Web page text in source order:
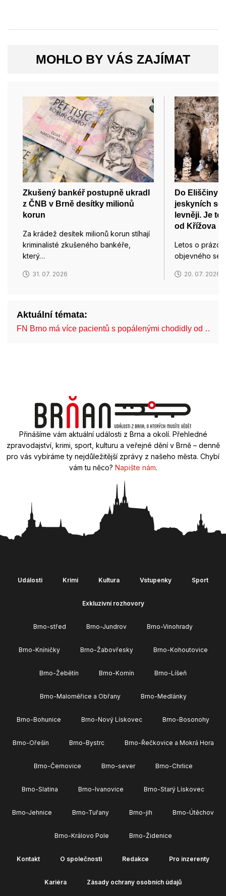
MOHLO BY VÁS ZAJÍMAT
Zkušený bankéř postupně ukradl
z ČNB v Brně desítky milionů
korun
Za krádež desítek milionů korun stíhají
kriminalisté zkušeného bankéře,
který…
31. 07. 2026
Do Eliščiny
jeskyních se
levněji. Je to
od Křížova
Letos o
objevného
20. 07. 2026
Aktuální témata:
FN Brno má více pacientů s popálenými chodidly od …
Přinášíme vám aktuální události z Brna a okolí. Přehledné
zpravodajství, krimi, sport, kulturu a veřejné dění v Brně – denně
pro vás vybíráme ty nejdůležitější zprávy z našeho města. Chybí
vám tu něco? Napište nám.
Události Krimi Kultura Vstupenky Sport
Exkluzivní rozhovory
Brno-střed Brno-Jundrov Brno-Vinohrady
Brno-Kníničky Brno-Žabovřesky Brno-Kohoutovice
Brno-Žebětín Brno-Komín Brno-Líšeň
Brno-Maloměřice a Obřany Brno-Medlánky
Brno-Bohunice Brno-Nový Lískovec Brno-Bosonohy
Brno-Ořešín Brno-Bystrc Brno-Řečkovice a Mokrá Hora
Brno-Černovice Brno-sever Brno-Chrlice
Brno-Slatina Brno-Ivanovice Brno-Starý Lískovec
Brno-Jehnice Brno-Tuřany Brno-jih Brno-Útěchov
Brno-Královo Pole Brno-Židenice
Kontakt O společnosti Redakce Pro inzerenty
Kariéra Zásady ochrany osobních údajů